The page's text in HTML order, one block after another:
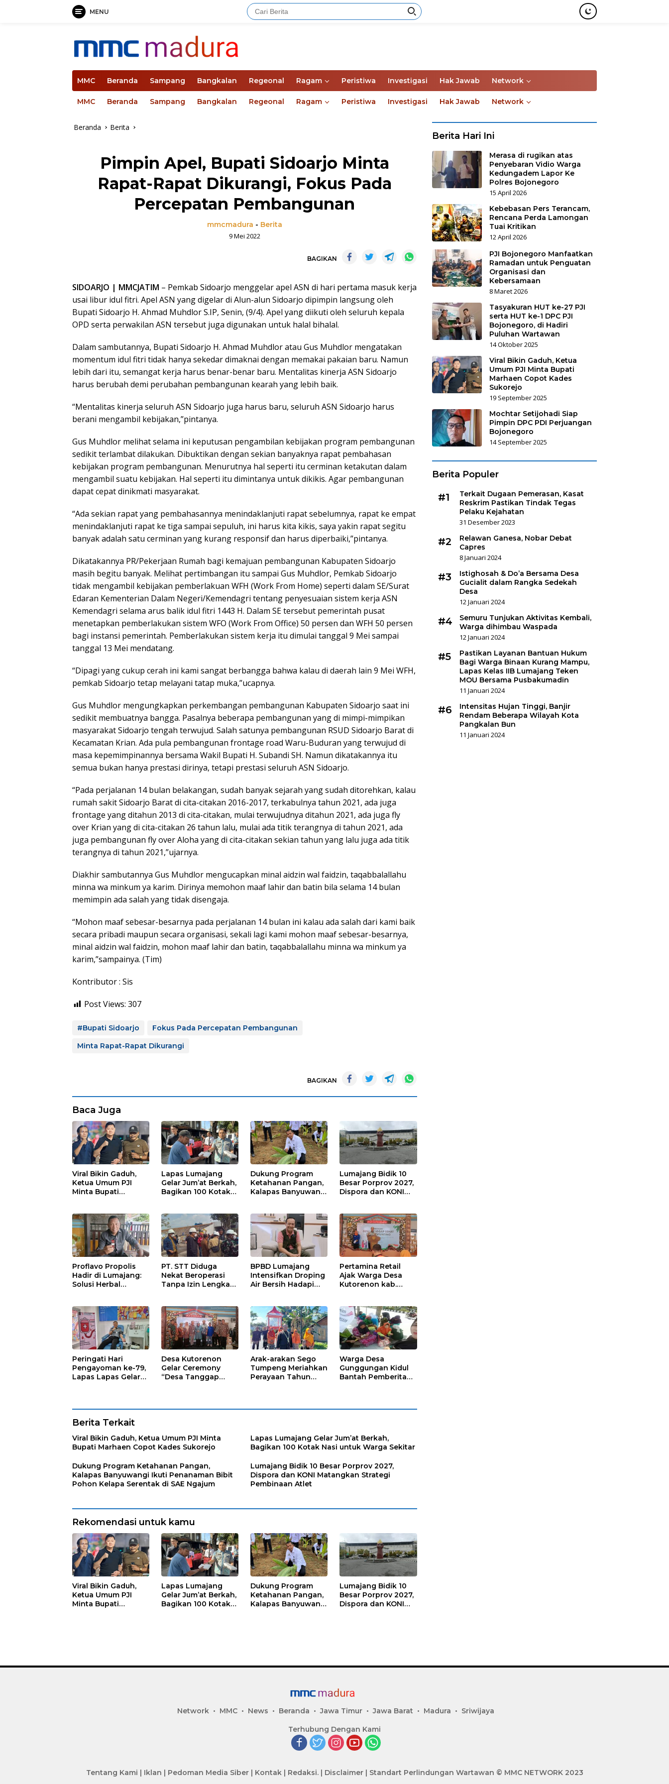
MENU
MMC Beranda Sampang Bangkalan Regeonal Ragam Peristiwa Investigasi Hak Jawab Network
MMC Beranda Sampang Bangkalan Regeonal Ragam Peristiwa Investigasi Hak Jawab Network
Beranda Berita
Pimpin Apel, Bupati Sidoarjo Minta
Rapat-Rapat Dikurangi, Fokus Pada
Percepatan Pembangunan
mmcmadura - Berita
9 Mei 2022
BAGIKAN
SIDOARJO | MMCJATIM – Pemkab Sidoarjo menggelar apel ASN di hari pertama masuk kerja
usai libur idul fitri. Apel ASN yang digelar di Alun-alun Sidoarjo dipimpin langsung oleh
Bupati Sidoarjo H. Ahmad Muhdlor S.IP, Senin, (9/4). Apel yang diikuti oleh seluruh kepala
OPD serta perwakilan ASN tersebut juga digunakan untuk halal bihalal.
Dalam sambutannya, Bupati Sidoarjo H. Ahmad Muhdlor atau Gus Muhdlor mengatakan
momentum idul fitri tidak hanya sekedar dimaknai dengan memakai pakaian baru. Namun
lebih dari itu, semangat kerja harus benar-benar baru. Mentalitas kinerja ASN Sidoarjo
harus berubah demi perubahan pembangunan kearah yang lebih baik.
“Mentalitas kinerja seluruh ASN Sidoarjo juga harus baru, seluruh ASN Sidoarjo harus
berani mengambil kebijakan,”pintanya.
Gus Muhdlor melihat selama ini keputusan pengambilan kebijakan program pembangunan
sedikit terlambat dilakukan. Dibuktikan dengan sekian banyaknya rapat pembahasan
kebijakan program pembangunan. Menurutnya hal seperti itu cerminan ketakutan dalam
mengambil suatu kebijakan. Hal seperti itu dimintanya untuk dikikis. Agar pembangunan
dapat cepat dinikmati masyarakat.
“Ada sekian rapat yang pembahasannya menindaklanjuti rapat sebelumnya, rapat ke empat
menindaklanjuti rapat ke tiga sampai sepuluh, ini harus kita kikis, saya yakin rapat segitu
banyak adalah satu cerminan yang kurang responsif dan harus diperbaiki,”pintanya.
Dikatakannya PR/Pekerjaan Rumah bagi kemajuan pembangunan Kabupaten Sidoarjo
masih begitu banyak. Melihat pertimbangan itu sampai Gus Muhdlor, Pemkab Sidoarjo
tidak mengambil kebijakan pemberlakuan WFH (Work From Home) seperti dalam SE/Surat
Edaran Kementerian Dalam Negeri/Kemendagri tentang penyesuaian sistem kerja ASN
Kemendagri selama arus balik idul fitri 1443 H. Dalam SE tersebut pemerintah pusat
menetapkan pemberlakukan sistem WFO (Work From Office) 50 persen dan WFH 50 persen
bagi instansi pemerintah. Pemberlakukan sistem kerja itu dimulai tanggal 9 Mei sampai
tanggal 13 Mei mendatang.
“Dipagi yang cukup cerah ini kami sangat berbangga bahwa kalau di daerah lain 9 Mei WFH,
pemkab Sidoarjo tetap melayani tatap muka,”ucapnya.
Gus Muhdlor mengungkapkan perkembangan pembangunan Kabupaten Sidoarjo saat ini
sedikit membuatnya bangga. Pasalnya beberapa pembangunan yang di mimpi-mimpikan
masyarakat Sidoarjo tengah terwujud. Salah satunya pembangunan RSUD Sidoarjo Barat di
Kecamatan Krian. Ada pula pembangunan frontage road Waru-Buduran yang terwujud di
masa kepemimpinannya bersama Wakil Bupati H. Subandi SH. Namun dikatakannya itu
semua bukan hanya prestasi dirinya, tetapi prestasi seluruh ASN Sidoarjo.
“Pada perjalanan 14 bulan belakangan, sudah banyak sejarah yang sudah ditorehkan, kalau
rumah sakit Sidoarjo Barat di cita-citakan 2016-2017, terkabulnya tahun 2021, ada juga
frontage yang ditahun 2013 di cita-citakan, mulai terwujudnya ditahun 2021, ada juga fly
over Krian yang di cita-citakan 26 tahun lalu, mulai ada titik terangnya di tahun 2021, ada
juga pembangunan fly over Aloha yang di cita-citakan sekian tahun yang lalu juga ada titik
terangnya di tahun 2021,”ujarnya.
Diakhir sambutannya Gus Muhdlor mengucapkan minal aidzin wal faidzin, taqabbalallahu
minna wa minkum ya karim. Dirinya memohon maaf lahir dan batin bila selama 14 bulan
memimpin ada salah yang tidak disengaja.
“Mohon maaf sebesar-besarnya pada perjalanan 14 bulan ini kalau ada salah dari kami baik
secara pribadi maupun secara organisasi, sekali lagi kami mohon maaf sebesar-besarnya,
minal aidzin wal faidzin, mohon maaf lahir dan batin, taqabbalallahu minna wa minkum ya
karim,”sampainya. (Tim)
Kontributor : Sis
Post Views: 307
#Bupati Sidoarjo
Fokus Pada Percepatan Pembangunan
Minta Rapat-Rapat Dikurangi
BAGIKAN
Baca Juga
Viral Bikin Gaduh,
Ketua Umum PJI
Minta Bupati
Lapas Lumajang
Gelar Jum’at Berkah,
Bagikan 100 Kotak
Dukung Program
Ketahanan Pangan,
Kalapas Banyuwangi
Serentak di SAE
Ngajum
Lumajang Bidik 10
Besar Porprov 2027,
Dispora dan KONI
Proflavo Propolis
Hadir di Lumajang:
Solusi Herbal
Kesehatan
Masyarakat
PT. STT Diduga
Nekat Beroperasi
Tanpa Izin Lengkap,
BPBD Lumajang
Intensifkan Droping
Air Bersih Hadapi
Pertamina Retail
Ajak Warga Desa
Kutorenon kab.
Tanggap Keadaan
Gawat Darurat
Peringati Hari
Pengayoman ke-79,
Lapas Lapas Gelar
Desa Kutorenon
Gelar Ceremony
“Desa Tanggap
Arak-arakan Sego
Tumpeng Meriahkan
Perayaan Tahun
Warga Desa
Gunggungan Kidul
Bantah Pemberitaan
Berita Terkait
Viral Bikin Gaduh, Ketua Umum PJI Minta
Bupati Marhaen Copot Kades Sukorejo
Lapas Lumajang Gelar Jum’at Berkah,
Bagikan 100 Kotak Nasi untuk Warga Sekitar
Dukung Program Ketahanan Pangan,
Kalapas Banyuwangi Ikuti Penanaman Bibit
Pohon Kelapa Serentak di SAE Ngajum
Lumajang Bidik 10 Besar Porprov 2027,
Dispora dan KONI Matangkan Strategi
Pembinaan Atlet
Rekomendasi untuk kamu
Viral Bikin Gaduh,
Ketua Umum PJI
Minta Bupati
Lapas Lumajang
Gelar Jum’at Berkah,
Bagikan 100 Kotak
Dukung Program
Ketahanan Pangan,
Kalapas Banyuwangi
Lumajang Bidik 10
Besar Porprov 2027,
Dispora dan KONI
Berita Hari Ini
Merasa di rugikan atas
Penyebaran Vidio Warga
Kedungadem Lapor Ke
Polres Bojonegoro
15 April 2026
Kebebasan Pers Terancam,
Rencana Perda Lamongan
Tuai Kritikan
12 April 2026
PJI Bojonegoro Manfaatkan
Ramadan untuk Penguatan
Organisasi dan
Kebersamaan
8 Maret 2026
Tasyakuran HUT ke-27 PJI
serta HUT ke-1 DPC PJI
Bojonegoro, di Hadiri
Puluhan Wartawan
14 Oktober 2025
Viral Bikin Gaduh, Ketua
Umum PJI Minta Bupati
Marhaen Copot Kades
Sukorejo
19 September 2025
Mochtar Setijohadi Siap
Pimpin DPC PDI Perjuangan
Bojonegoro
14 September 2025
Berita Populer
#1
Terkait Dugaan Pemerasan, Kasat
Reskrim Pastikan Tindak Tegas
Pelaku Kejahatan
31 Desember 2023
#2
Relawan Ganesa, Nobar Debat
Capres
8 Januari 2024
#3
Istighosah & Do’a Bersama Desa
Gucialit dalam Rangka Sedekah
Desa
12 Januari 2024
#4
Semuru Tunjukan Aktivitas Kembali,
Warga dihimbau Waspada
12 Januari 2024
#5
Pastikan Layanan Bantuan Hukum
Bagi Warga Binaan Kurang Mampu,
Lapas Kelas IIB Lumajang Teken
MOU Bersama Pusbakumadin
11 Januari 2024
#6
Intensitas Hujan Tinggi, Banjir
Rendam Beberapa Wilayah Kota
Pangkalan Bun
11 Januari 2024
Network MMC News Beranda Jawa Timur Jawa Barat Madura Sriwijaya
Terhubung Dengan Kami
Tentang Kami | Iklan | Pedoman Media Siber| Kontak| Redaksi.| Disclaimer| Standart Perlindungan Wartawan © MMC NETWORK 2023